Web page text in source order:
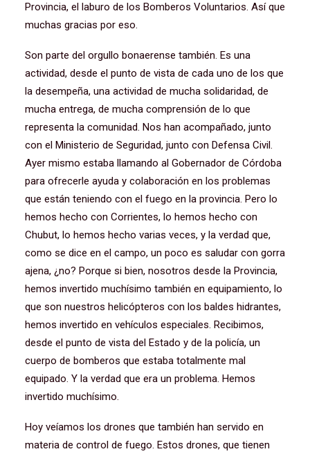
Provincia, el laburo de los Bomberos Voluntarios. Así que
muchas gracias por eso.
Son parte del orgullo bonaerense también. Es una
actividad, desde el punto de vista de cada uno de los que
la desempeña, una actividad de mucha solidaridad, de
mucha entrega, de mucha comprensión de lo que
representa la comunidad. Nos han acompañado, junto
con el Ministerio de Seguridad, junto con Defensa Civil.
Ayer mismo estaba llamando al Gobernador de Córdoba
para ofrecerle ayuda y colaboración en los problemas
que están teniendo con el fuego en la provincia. Pero lo
hemos hecho con Corrientes, lo hemos hecho con
Chubut, lo hemos hecho varias veces, y la verdad que,
como se dice en el campo, un poco es saludar con gorra
ajena, ¿no? Porque si bien, nosotros desde la Provincia,
hemos invertido muchísimo también en equipamiento, lo
que son nuestros helicópteros con los baldes hidrantes,
hemos invertido en vehículos especiales. Recibimos,
desde el punto de vista del Estado y de la policía, un
cuerpo de bomberos que estaba totalmente mal
equipado. Y la verdad que era un problema. Hemos
invertido muchísimo.
Hoy veíamos los drones que también han servido en
materia de control de fuego. Estos drones, que tienen